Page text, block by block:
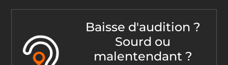
Baisse d'audition ?
Sourd ou
malentendant ?